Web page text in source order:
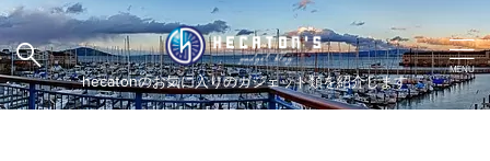
hecatonのお気に入りのガジェット類を紹介します